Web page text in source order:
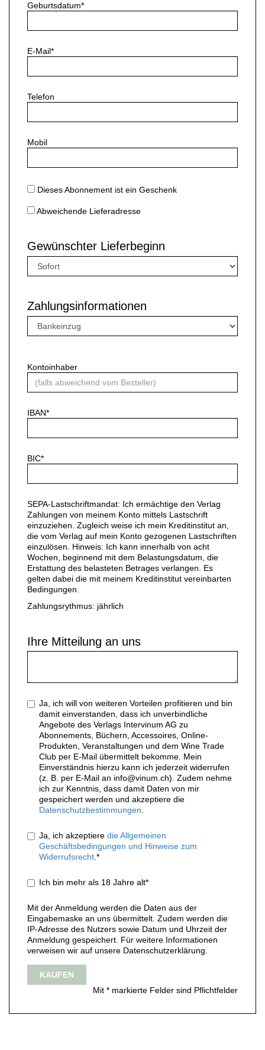
Geburtsdatum*
E-Mail*
Telefon
Mobil
Dieses Abonnement ist ein Geschenk
Abweichende Lieferadresse
Gewünschter Lieferbeginn
Zahlungsinformationen
Kontoinhaber
IBAN*
BIC*
SEPA-Lastschriftmandat: Ich ermächtige den Verlag
Zahlungen von meinem Konto mittels Lastschrift
einzuziehen. Zugleich weise ich mein Kreditinstitut an,
die vom Verlag auf mein Konto gezogenen Lastschriften
einzulösen. Hinweis: Ich kann innerhalb von acht
Wochen, beginnend mit dem Belastungsdatum, die
Erstattung des belasteten Betrages verlangen. Es
gelten dabei die mit meinem Kreditinstitut vereinbarten
Bedingungen.
Zahlungsrythmus: jährlich
Ihre Mitteilung an uns
Ja, ich will von weiteren Vorteilen profitieren und bin
damit einverstanden, dass ich unverbindliche
Angebote des Verlags Intervinum AG zu
Abonnements, Büchern, Accessoires, Online-
Produkten, Veranstaltungen und dem Wine Trade
Club per E-Mail übermittelt bekomme. Mein
Einverständnis hierzu kann ich jederzeit widerrufen
(z. B. per E-Mail an info@vinum.ch). Zudem nehme
ich zur Kenntnis, dass damit Daten von mir
gespeichert werden und akzeptiere die
Datenschutzbestimmungen.
Ja, ich akzeptiere die Allgemeinen
Geschäftsbedingungen und Hinweise zum
Widerrufsrecht.*
Ich bin mehr als 18 Jahre alt*
Mit der Anmeldung werden die Daten aus der
Eingabemaske an uns übermittelt. Zudem werden die
IP-Adresse des Nutzers sowie Datum und Uhrzeit der
Anmeldung gespeichert. Für weitere Informationen
verweisen wir auf unsere Datenschutzerklärung.
KAUFEN
Mit * markierte Felder sind Pflichtfelder